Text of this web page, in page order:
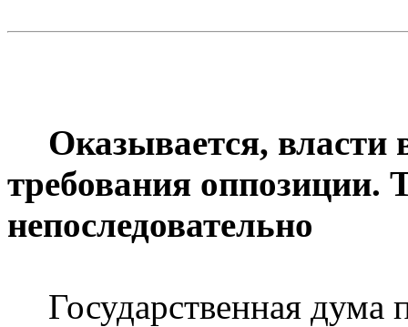
Оказывается, власти
требования оппозиции.
непоследовательно
Государственная дума